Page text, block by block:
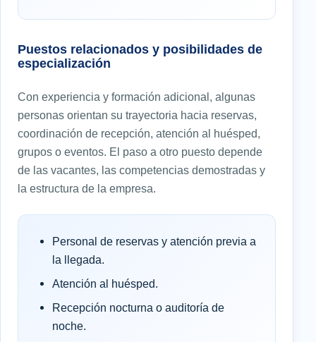
Puestos relacionados y posibilidades de
especialización
Con experiencia y formación adicional, algunas
personas orientan su trayectoria hacia reservas,
coordinación de recepción, atención al huésped,
grupos o eventos. El paso a otro puesto depende
de las vacantes, las competencias demostradas y
la estructura de la empresa.
Personal de reservas y atención previa a
la llegada.
Atención al huésped.
Recepción nocturna o auditoría de
noche.